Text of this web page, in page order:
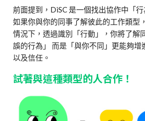
前面提到，DiSC 是一個找出協作中「行
如果你與你的同事了解彼此的工作類型
情況下，透過識別「行動」，你將了解
誤的行為」 而是「與你不同」更能夠增
以及信任。
試著與這種類型的人合作！